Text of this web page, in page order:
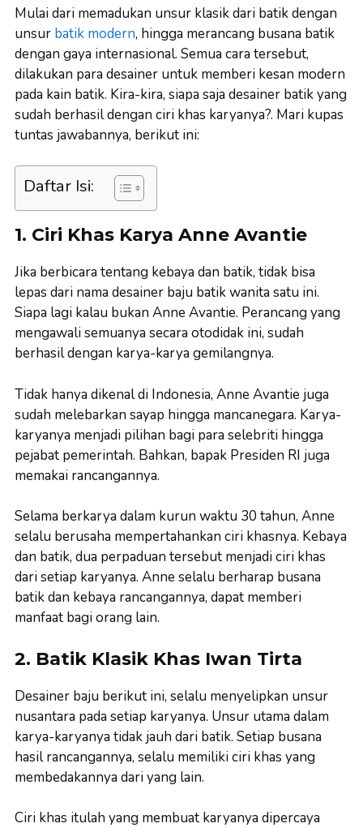
Mulai dari memadukan unsur klasik dari batik dengan
unsur batik modern, hingga merancang busana batik
dengan gaya internasional. Semua cara tersebut,
dilakukan para desainer untuk memberi kesan modern
pada kain batik. Kira-kira, siapa saja desainer batik yang
sudah berhasil dengan ciri khas karyanya?. Mari kupas
tuntas jawabannya, berikut ini:
Daftar Isi:
1. Ciri Khas Karya Anne Avantie
Jika berbicara tentang kebaya dan batik, tidak bisa
lepas dari nama desainer baju batik wanita satu ini.
Siapa lagi kalau bukan Anne Avantie. Perancang yang
mengawali semuanya secara otodidak ini, sudah
berhasil dengan karya-karya gemilangnya.
Tidak hanya dikenal di Indonesia, Anne Avantie juga
sudah melebarkan sayap hingga mancanegara. Karya-
karyanya menjadi pilihan bagi para selebriti hingga
pejabat pemerintah. Bahkan, bapak Presiden RI juga
memakai rancangannya.
Selama berkarya dalam kurun waktu 30 tahun, Anne
selalu berusaha mempertahankan ciri khasnya. Kebaya
dan batik, dua perpaduan tersebut menjadi ciri khas
dari setiap karyanya. Anne selalu berharap busana
batik dan kebaya rancangannya, dapat memberi
manfaat bagi orang lain.
2. Batik Klasik Khas Iwan Tirta
Desainer baju berikut ini, selalu menyelipkan unsur
nusantara pada setiap karyanya. Unsur utama dalam
karya-karyanya tidak jauh dari batik. Setiap busana
hasil rancangannya, selalu memiliki ciri khas yang
membedakannya dari yang lain.
Ciri khas itulah yang membuat karyanya dipercaya